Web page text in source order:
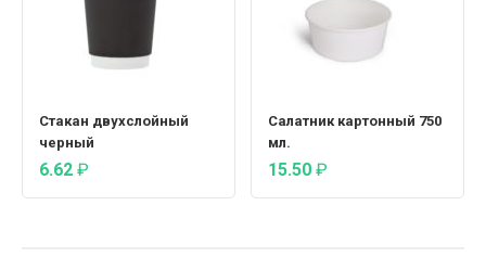
Стакан двухслойный
черный
6.62 ₽
Салатник картонный 750
мл.
15.50 ₽